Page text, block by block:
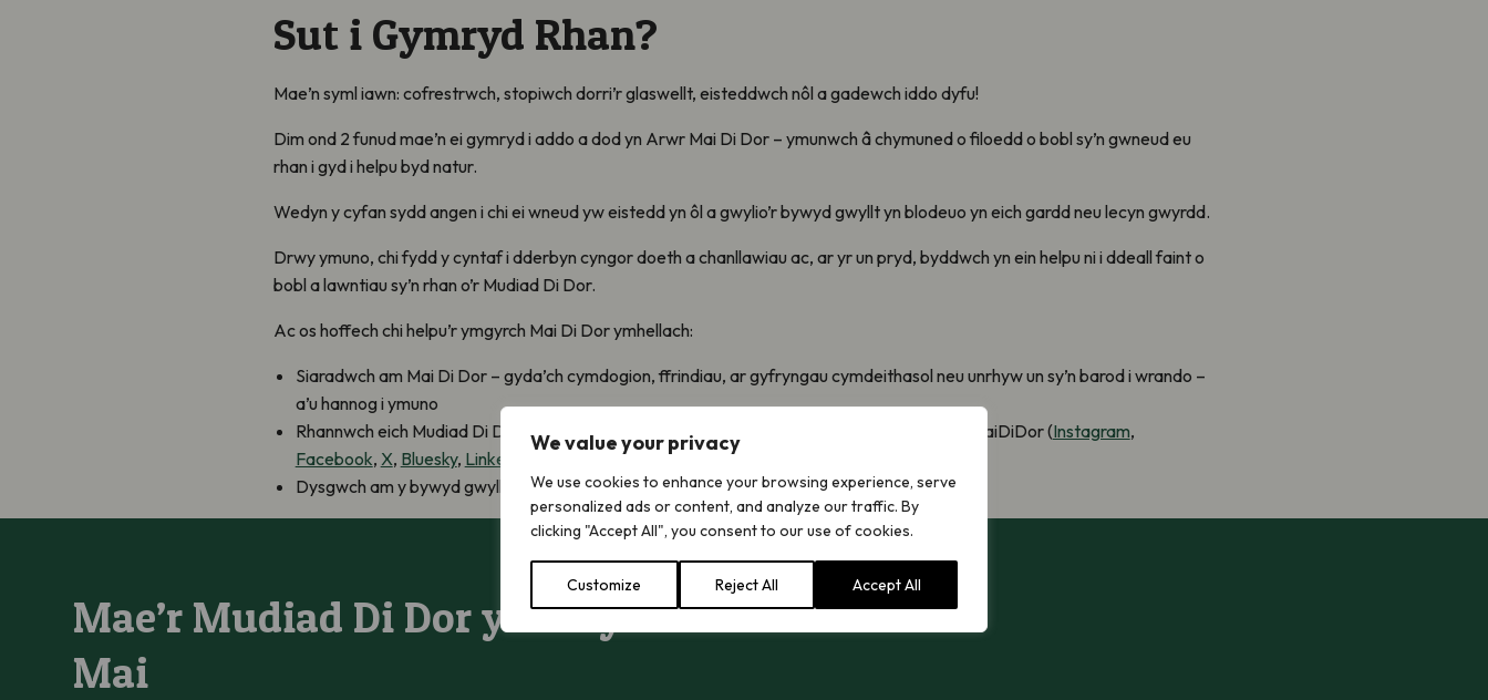
We value your privacy
We use cookies to enhance your browsing experience, serve
personalized ads or content, and analyze our traffic. By
clicking "Accept All", you consent to our use of cookies.
Customize Reject All Accept All
Sut i Gymryd Rhan?
Mae’n syml iawn: cofrestrwch, stopiwch dorri’r glaswellt, eisteddwch nôl a gadewch iddo dyfu!
Dim ond 2 funud mae’n ei gymryd i addo a dod yn Arwr Mai Di Dor – ymunwch â chymuned o filoedd o bobl sy’n gwneud eu
rhan i gyd i helpu byd natur.
Wedyn y cyfan sydd angen i chi ei wneud yw eistedd yn ôl a gwylio’r bywyd gwyllt yn blodeuo yn eich gardd neu lecyn gwyrdd.
Drwy ymuno, chi fydd y cyntaf i dderbyn cyngor doeth a chanllawiau ac, ar yr un pryd, byddwch yn ein helpu ni i ddeall faint o
bobl a lawntiau sy’n rhan o’r Mudiad Di Dor.
Ac os hoffech chi helpu’r ymgyrch Mai Di Dor ymhellach:
Siaradwch am Mai Di Dor – gyda’ch cymdogion, ffrindiau, ar gyfryngau cymdeithasol neu unrhyw un sy’n barod i wrando –
a’u hannog i ymuno
Rhannwch eich Mudiad Di Dor ar y cyfryngau cymdeithasol, gan ein tagio ni a defnyddio #MaiDiDor (Instagram,
Facebook, X, Bluesky, LinkedIn
Dysgwch am y bywyd gwyllt rydych chi’n ei helpu yn eich gardd
Mae’r Mudiad Di Dor yn Fwy na Dim Ond Mis
Mai